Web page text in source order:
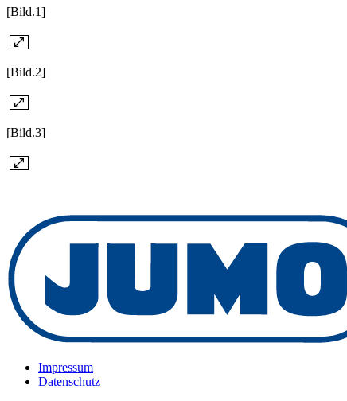
[Bild.1]
[Bild.2]
[Bild.3]
Impressum
Datenschutz